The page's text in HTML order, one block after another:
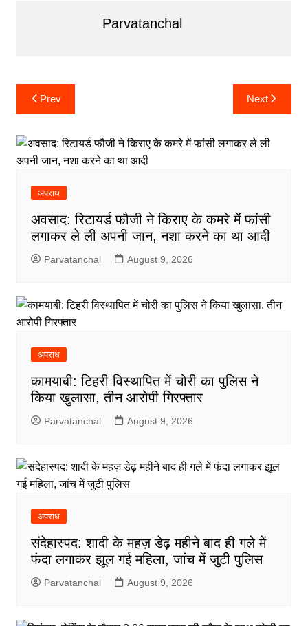
Parvatanchal
Post
navigation
Prev Next
अपराध
अवसाद: रिटायर्ड फौजी ने किराए के कमरे में फांसी
लगाकर ले ली अपनी जान, नशा करने का था आदी
Parvatanchal August 9, 2026
अपराध
कामयाबी: टिहरी विस्थापित में चोरी का पुलिस ने
किया खुलासा, तीन आरोपी गिरफ्तार
Parvatanchal August 9, 2026
अपराध
संदेहास्पद: शादी के महज़ डेढ़ महीने बाद ही गले में
फंदा लगाकर झूल गई महिला, जांच में जुटी पुलिस
Parvatanchal August 9, 2026